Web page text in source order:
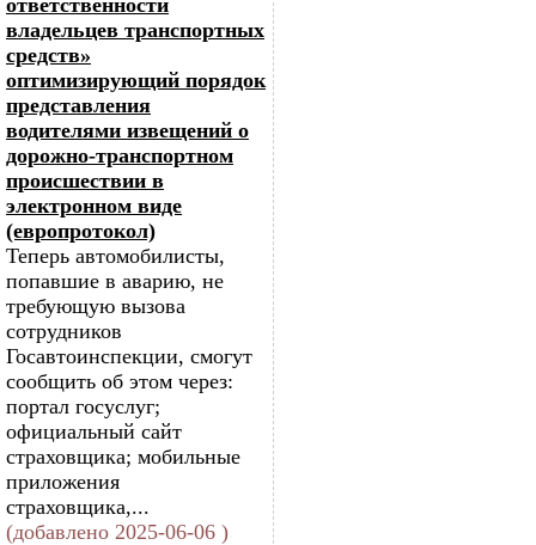
ответственности
владельцев транспортных
средств»
оптимизирующий порядок
представления
водителями извещений о
дорожно-транспортном
происшествии в
электронном виде
(европротокол)
Теперь автомобилисты,
попавшие в аварию, не
требующую вызова
сотрудников
Госавтоинспекции, смогут
сообщить об этом через:
портал госуслуг;
официальный сайт
страховщика; мобильные
приложения
страховщика,...
(добавлено 2025-06-06 )